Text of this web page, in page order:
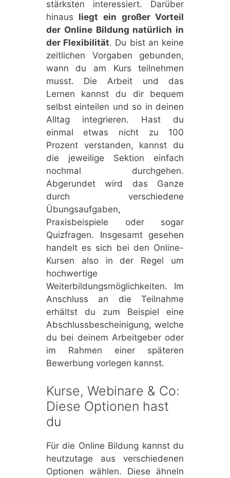
stärksten interessiert. Darüber
hinaus liegt ein großer Vorteil
der Online Bildung natürlich in
der Flexibilität. Du bist an keine
zeitlichen Vorgaben gebunden,
wann du am Kurs teilnehmen
musst. Die Arbeit und das
Lernen kannst du dir bequem
selbst einteilen und so in deinen
Alltag integrieren. Hast du
einmal etwas nicht zu 100
Prozent verstanden, kannst du
die jeweilige Sektion einfach
nochmal durchgehen.
Abgerundet wird das Ganze
durch verschiedene
Übungsaufgaben,
Praxisbeispiele oder sogar
Quizfragen. Insgesamt gesehen
handelt es sich bei den Online-
Kursen also in der Regel um
hochwertige
Weiterbildungsmöglichkeiten. Im
Anschluss an die Teilnahme
erhältst du zum Beispiel eine
Abschlussbescheinigung, welche
du bei deinem Arbeitgeber oder
im Rahmen einer späteren
Bewerbung vorlegen kannst.
Kurse, Webinare & Co:
Diese Optionen hast
du
Für die Online Bildung kannst du
heutzutage aus verschiedenen
Optionen wählen. Diese ähneln